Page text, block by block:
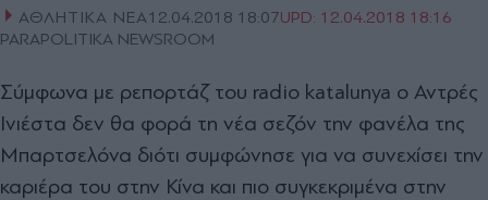
ΑΘΛΗΤΙΚΑ ΝΕΑ12.04.2018 18:07UPD: 12.04.2018 18:16
PARAPOLITIKA NEWSROOM
Σύμφωνα με ρεπορτάζ του radio katalunya o Αντρές
Ινιέστα δεν θα φορά τη νέα σεζόν την φανέλα της
Μπαρτσελόνα διότι συμφώνησε για να συνεχίσει την
καριέρα του στην Κίνα και πιο συγκεκριμένα στην